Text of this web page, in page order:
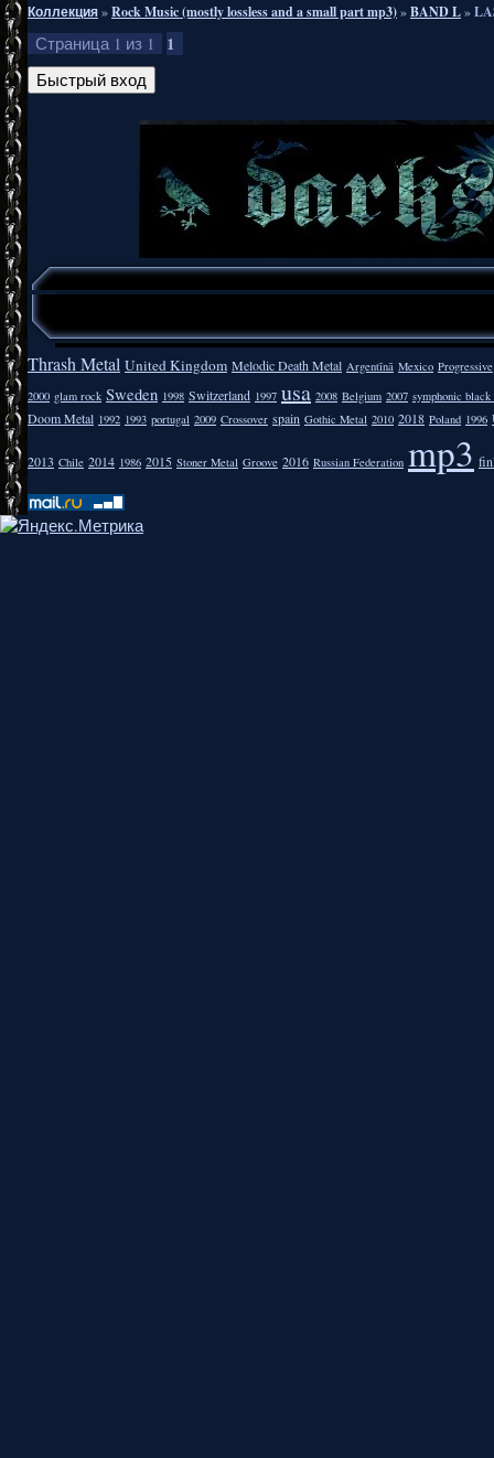
Коллекция»Rock Music (mostly lossless and a small part mp3)»BAND L»
Страница 1 из 1 1
Thrash Metal United Kingdom Melodic Death Metal Argentīnā Mexico Progressive
2000 glam rock Sweden 1998 Switzerland 1997 usa 2008 Belgium 2007 symphonic
Doom Metal 1992 1993 portugal 2009 Crossover spain Gothic Metal 2010 2018 Poland 1996
2013 Chile 2014 1986 2015 Stoner Metal Groove 2016 Russian Federation mp3